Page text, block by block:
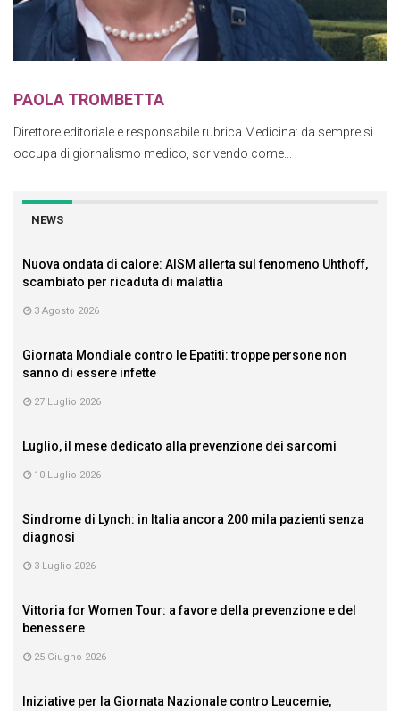
PAOLA TROMBETTA
Direttore editoriale e responsabile rubrica Medicina: da sempre si
occupa di giornalismo medico, scrivendo come...
NEWS
Nuova ondata di calore: AISM allerta sul fenomeno Uhthoff,
scambiato per ricaduta di malattia
3 Agosto 2026
Giornata Mondiale contro le Epatiti: troppe persone non
sanno di essere infette
27 Luglio 2026
Luglio, il mese dedicato alla prevenzione dei sarcomi
10 Luglio 2026
Sindrome di Lynch: in Italia ancora 200 mila pazienti senza
diagnosi
3 Luglio 2026
Vittoria for Women Tour: a favore della prevenzione e del
benessere
25 Giugno 2026
Iniziative per la Giornata Nazionale contro Leucemie,